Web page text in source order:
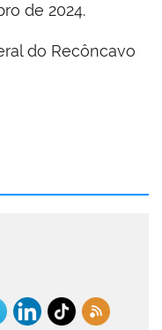
de 2024.
do Recôncavo